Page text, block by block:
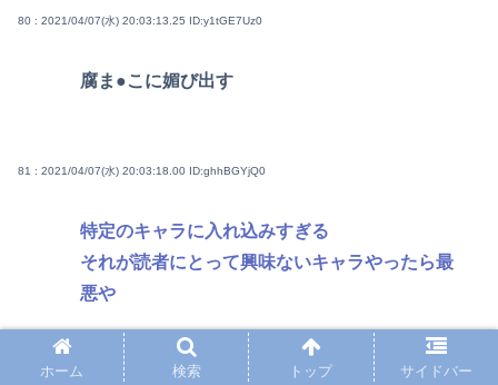
80 : 2021/04/07(水) 20:03:13.25 ID:y1tGE7Uz0
腐ま●こに媚び出す
81 : 2021/04/07(水) 20:03:18.00 ID:ghhBGYjQ0
特定のキャラに入れ込みすぎる
それが読者にとって興味ないキャラやったら最
悪や
ホーム 検索 トップ サイドバー